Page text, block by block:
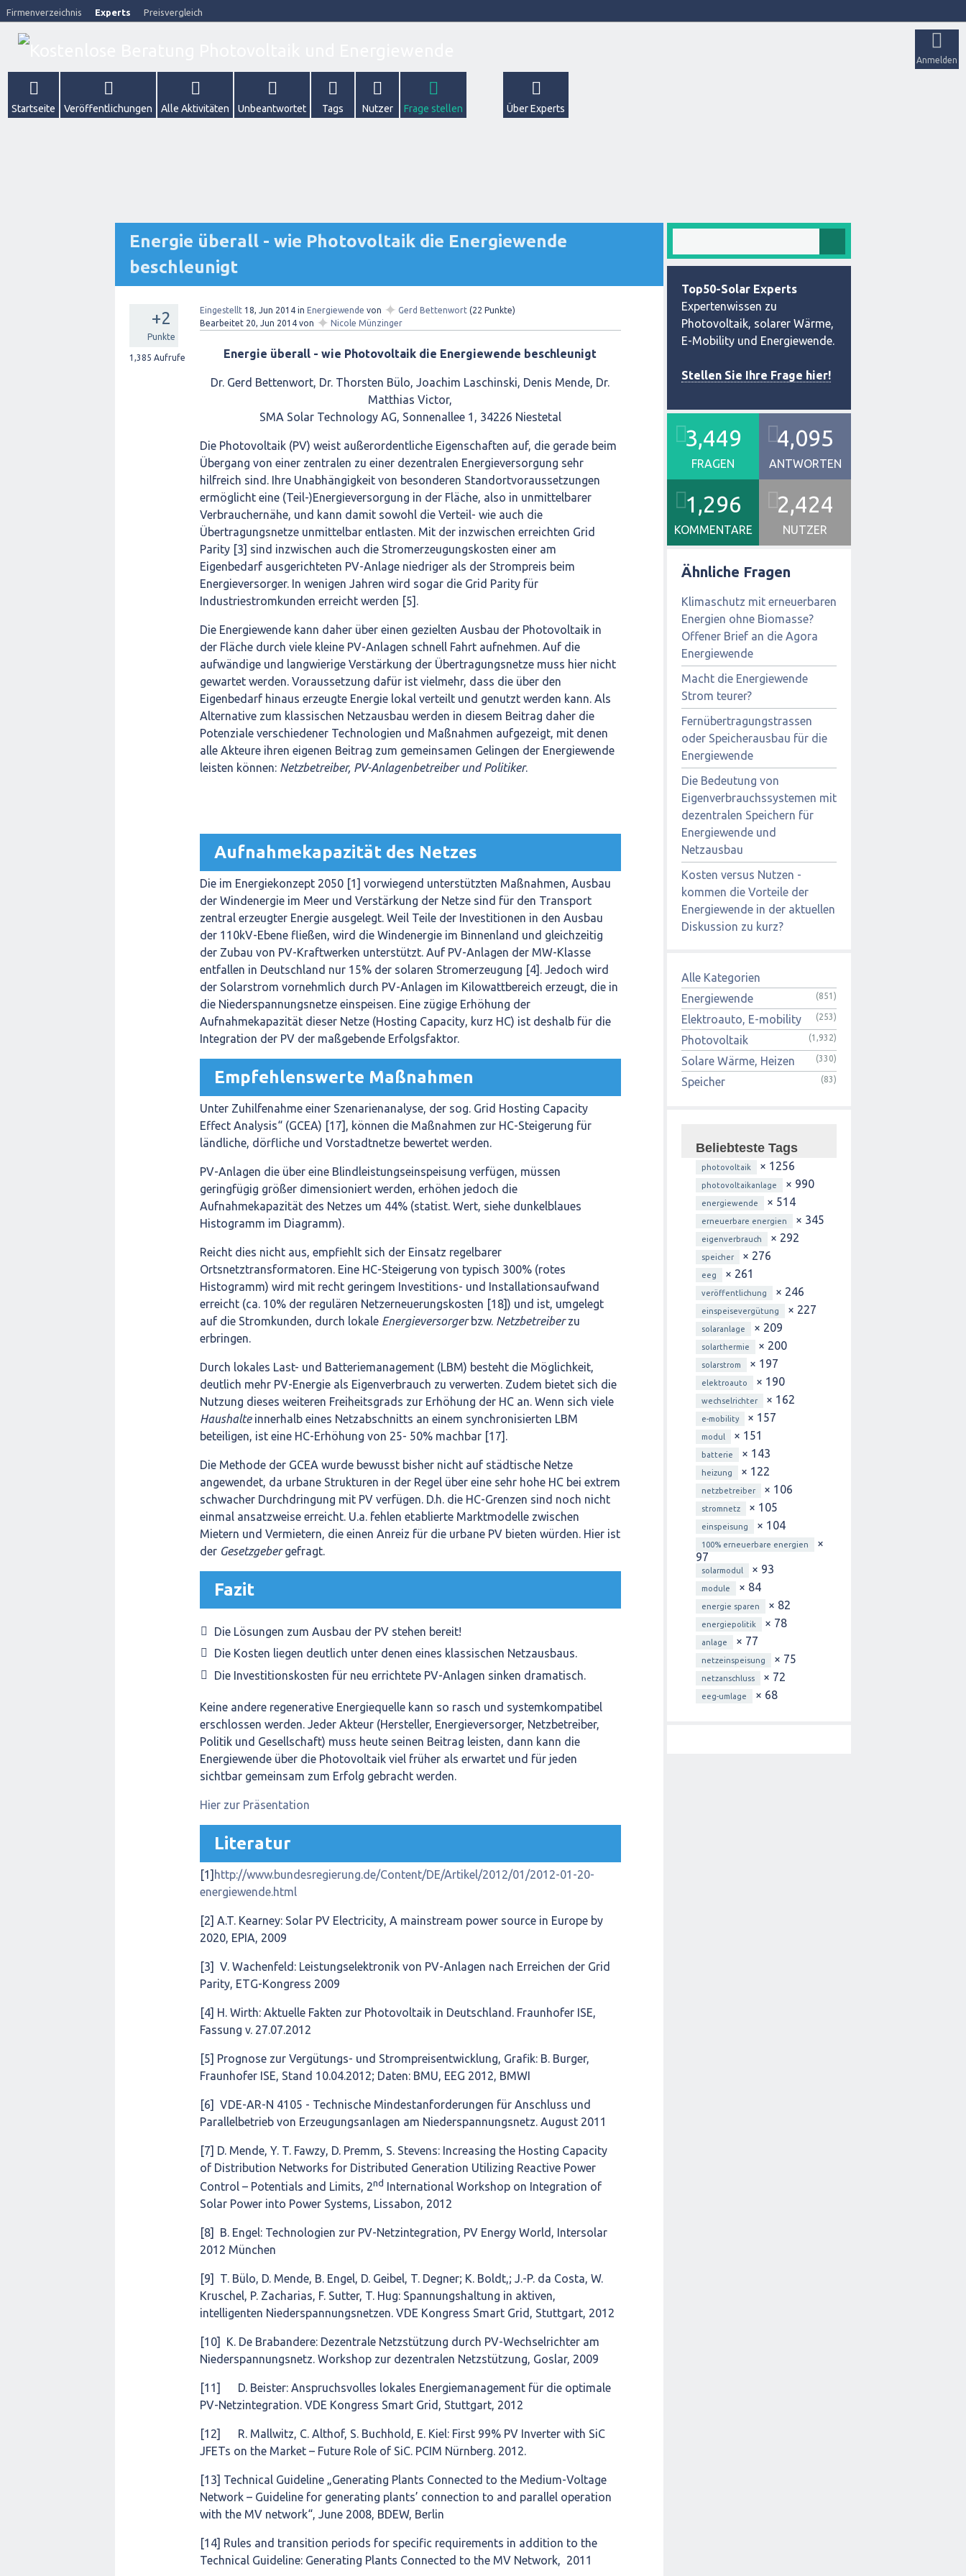
Firmenverzeichnis Experts Preisvergleich
Anmelden
Startseite Veröffentlichungen Alle Aktivitäten Unbeantwortet Tags Nutzer Frage stellen Über Experts
Energie überall - wie Photovoltaik die Energiewende
beschleunigt
+2
Punkte
1,385 Aufrufe
Eingestellt 18, Jun 2014 in Energiewende von ✦ Gerd Bettenwort (22 Punkte)
Bearbeitet 20, Jun 2014 von ✦ Nicole Münzinger
Energie überall - wie Photovoltaik die Energiewende beschleunigt
Dr. Gerd Bettenwort, Dr. Thorsten Bülo, Joachim Laschinski, Denis Mende, Dr.
Matthias Victor,
SMA Solar Technology AG, Sonnenallee 1, 34226 Niestetal
Die Photovoltaik (PV) weist außerordentliche Eigenschaften auf, die gerade beim
Übergang von einer zentralen zu einer dezentralen Energieversorgung sehr
hilfreich sind. Ihre Unabhängigkeit von besonderen Standortvoraussetzungen
ermöglicht eine (Teil-)Energieversorgung in der Fläche, also in unmittelbarer
Verbrauchernähe, und kann damit sowohl die Verteil- wie auch die
Übertragungsnetze unmittelbar entlasten. Mit der inzwischen erreichten Grid
Parity [3] sind inzwischen auch die Stromerzeugungskosten einer am
Eigenbedarf ausgerichteten PV-Anlage niedriger als der Strompreis beim
Energieversorger. In wenigen Jahren wird sogar die Grid Parity für
Industriestromkunden erreicht werden [5].
Die Energiewende kann daher über einen gezielten Ausbau der Photovoltaik in
der Fläche durch viele kleine PV-Anlagen schnell Fahrt aufnehmen. Auf die
aufwändige und langwierige Verstärkung der Übertragungsnetze muss hier nicht
gewartet werden. Voraussetzung dafür ist vielmehr, dass die über den
Eigenbedarf hinaus erzeugte Energie lokal verteilt und genutzt werden kann. Als
Alternative zum klassischen Netzausbau werden in diesem Beitrag daher die
Potenziale verschiedener Technologien und Maßnahmen aufgezeigt, mit denen
alle Akteure ihren eigenen Beitrag zum gemeinsamen Gelingen der Energiewende
leisten können: Netzbetreiber, PV-Anlagenbetreiber und Politiker.
Aufnahmekapazität des Netzes
Die im Energiekonzept 2050 [1] vorwiegend unterstützten Maßnahmen, Ausbau
der Windenergie im Meer und Verstärkung der Netze sind für den Transport
zentral erzeugter Energie ausgelegt. Weil Teile der Investitionen in den Ausbau
der 110kV-Ebene fließen, wird die Windenergie im Binnenland und gleichzeitig
der Zubau von PV-Kraftwerken unterstützt. Auf PV-Anlagen der MW-Klasse
entfallen in Deutschland nur 15% der solaren Stromerzeugung [4]. Jedoch wird
der Solarstrom vornehmlich durch PV-Anlagen im Kilowattbereich erzeugt, die in
die Niederspannungsnetze einspeisen. Eine zügige Erhöhung der
Aufnahmekapazität dieser Netze (Hosting Capacity, kurz HC) ist deshalb für die
Integration der PV der maßgebende Erfolgsfaktor.
Empfehlenswerte Maßnahmen
Unter Zuhilfenahme einer Szenarienanalyse, der sog. Grid Hosting Capacity
Effect Analysis“ (GCEA) [17], können die Maßnahmen zur HC-Steigerung für
ländliche, dörfliche und Vorstadtnetze bewertet werden.
PV-Anlagen die über eine Blindleistungseinspeisung verfügen, müssen
geringfügig größer dimensioniert werden, erhöhen jedoch die
Aufnahmekapazität des Netzes um 44% (statist. Wert, siehe dunkelblaues
Histogramm im Diagramm).
Reicht dies nicht aus, empfiehlt sich der Einsatz regelbarer
Ortsnetztransformatoren. Eine HC-Steigerung von typisch 300% (rotes
Histogramm) wird mit recht geringem Investitions- und Installationsaufwand
erreicht (ca. 10% der regulären Netzerneuerungskosten [18]) und ist, umgelegt
auf die Stromkunden, durch lokale Energieversorgerbzw. Netzbetreiberzu
erbringen.
Durch lokales Last- und Batteriemanagement (LBM) besteht die Möglichkeit,
deutlich mehr PV-Energie als Eigenverbrauch zu verwerten. Zudem bietet sich die
Nutzung dieses weiteren Freiheitsgrads zur Erhöhung der HC an. Wenn sich viele
Haushalteinnerhalb eines Netzabschnitts an einem synchronisierten LBM
beteiligen, ist eine HC-Erhöhung von 25- 50% machbar [17].
Die Methode der GCEA wurde bewusst bisher nicht auf städtische Netze
angewendet, da urbane Strukturen in der Regel über eine sehr hohe HC bei extrem
schwacher Durchdringung mit PV verfügen. D.h. die HC-Grenzen sind noch nicht
einmal ansatzweise erreicht. U.a. fehlen etablierte Marktmodelle zwischen
Mietern und Vermietern, die einen Anreiz für die urbane PV bieten würden. Hier ist
der Gesetzgebergefragt.
Fazit
Die Lösungen zum Ausbau der PV stehen bereit!
Die Kosten liegen deutlich unter denen eines klassischen Netzausbaus.
Die Investitionskosten für neu errichtete PV-Anlagen sinken dramatisch.
Keine andere regenerative Energiequelle kann so rasch und systemkompatibel
erschlossen werden. Jeder Akteur (Hersteller, Energieversorger, Netzbetreiber,
Politik und Gesellschaft) muss heute seinen Beitrag leisten, dann kann die
Energiewende über die Photovoltaik viel früher als erwartet und für jeden
sichtbar gemeinsam zum Erfolg gebracht werden.
Hier zur Präsentation
Literatur
[1] http://www.bundesregierung.de/Content/DE/Artikel/2012/01/2012-01-20-
energiewende.html
[2] A.T. Kearney: Solar PV Electricity, A mainstream power source in Europe by
2020, EPIA, 2009
[3] V. Wachenfeld: Leistungselektronik von PV-Anlagen nach Erreichen der Grid
Parity, ETG-Kongress 2009
[4] H. Wirth: Aktuelle Fakten zur Photovoltaik in Deutschland. Fraunhofer ISE,
Fassung v. 27.07.2012
[5] Prognose zur Vergütungs- und Strompreisentwicklung, Grafik: B. Burger,
Fraunhofer ISE, Stand 10.04.2012; Daten: BMU, EEG 2012, BMWI
[6] VDE-AR-N 4105 - Technische Mindestanforderungen für Anschluss und
Parallelbetrieb von Erzeugungsanlagen am Niederspannungsnetz. August 2011
[7] D. Mende, Y. T. Fawzy, D. Premm, S. Stevens: Increasing the Hosting Capacity
of Distribution Networks for Distributed Generation Utilizing Reactive Power
Control – Potentials and Limits, 2nd International Workshop on Integration of
Solar Power into Power Systems, Lissabon, 2012
[8] B. Engel: Technologien zur PV-Netzintegration, PV Energy World, Intersolar
2012 München
[9] T. Bülo, D. Mende, B. Engel, D. Geibel, T. Degner; K. Boldt,; J.-P. da Costa, W.
Kruschel, P. Zacharias, F. Sutter, T. Hug: Spannungshaltung in aktiven,
intelligenten Niederspannungsnetzen. VDE Kongress Smart Grid, Stuttgart, 2012
[10] K. De Brabandere: Dezentrale Netzstützung durch PV-Wechselrichter am
Niederspannungsnetz. Workshop zur dezentralen Netzstützung, Goslar, 2009
[11] D. Beister: Anspruchsvolles lokales Energiemanagement für die optimale
PV-Netzintegration. VDE Kongress Smart Grid, Stuttgart, 2012
[12] R. Mallwitz, C. Althof, S. Buchhold, E. Kiel: First 99% PV Inverter with SiC
JFETs on the Market – Future Role of SiC. PCIM Nürnberg. 2012.
[13] Technical Guideline „Generating Plants Connected to the Medium-Voltage
Network – Guideline for generating plants’ connection to and parallel operation
with the MV network“, June 2008, BDEW, Berlin
[14] Rules and transition periods for specific requirements in addition to the
Technical Guideline: Generating Plants Connected to the MV Network, 2011
Top50-Solar Experts
Expertenwissen zu
Photovoltaik, solarer Wärme,
E-Mobility und Energiewende.
Stellen Sie Ihre Frage hier!
3,449
FRAGEN
4,095
ANTWORTEN
1,296
KOMMENTARE
2,424
NUTZER
Ähnliche Fragen
Klimaschutz mit erneuerbaren
Energien ohne Biomasse?
Offener Brief an die Agora
Energiewende
Macht die Energiewende
Strom teurer?
Fernübertragungstrassen
oder Speicherausbau für die
Energiewende
Die Bedeutung von
Eigenverbrauchssystemen mit
dezentralen Speichern für
Energiewende und
Netzausbau
Kosten versus Nutzen -
kommen die Vorteile der
Energiewende in der aktuellen
Diskussion zu kurz?
Alle Kategorien
Energiewende
(851)
Elektroauto, E-mobility (253)
Photovoltaik (1,932)
Solare Wärme, Heizen (330)
Speicher (83)
Beliebteste Tags
photovoltaik × 1256
photovoltaikanlage × 990
energiewende × 514
erneuerbare energien × 345
eigenverbrauch × 292
speicher × 276
eeg × 261
veröffentlichung × 246
einspeisevergütung × 227
solaranlage × 209
solarthermie × 200
solarstrom × 197
elektroauto × 190
wechselrichter × 162
e-mobility × 157
modul × 151
batterie × 143
heizung × 122
netzbetreiber × 106
stromnetz × 105
einspeisung × 104
100% erneuerbare energien
×
97
solarmodul × 93
module × 84
energie sparen × 82
energiepolitik × 78
anlage × 77
netzeinspeisung × 75
netzanschluss × 72
eeg-umlage × 68